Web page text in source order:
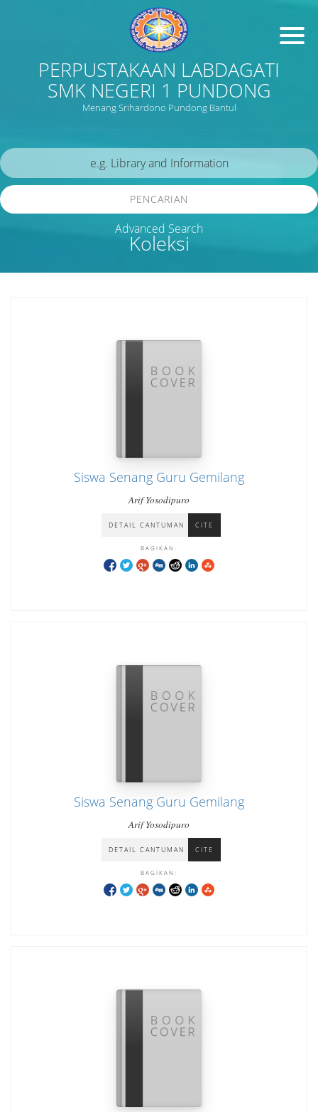
PERPUSTAKAAN LABDAGATI
SMK NEGERI 1 PUNDONG
Menang Srihardono Pundong Bantul
Koleksi
PENCARIAN
Advanced Search
Siswa Senang Guru Gemilang
Arif Yosodipuro
DETAIL CANTUMAN CITE
BAGIKAN:
Siswa Senang Guru Gemilang
Arif Yosodipuro
DETAIL CANTUMAN CITE
BAGIKAN: